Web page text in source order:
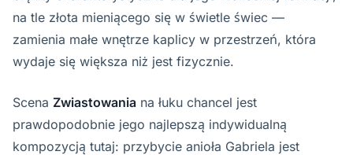
na tle złota mieniącego się w świetle świec —
zamienia małe wnętrze kaplicy w przestrzeń, która
wydaje się większa niż jest fizycznie.
Scena Zwiastowania na łuku chancel jest
prawdopodobnie jego najlepszą indywidualną
kompozycją tutaj: przybycie anioła Gabriela jest